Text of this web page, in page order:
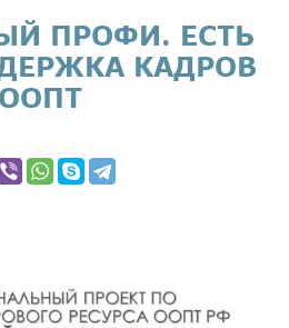
ПРОФИ. ЕСТЬ
КАДРОВ
ООПТ